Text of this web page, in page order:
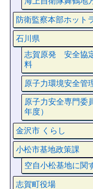
防衛監察本部ホット
石川県
志賀原発 安全協
料
原子力環境安全管
原子力安全専門委
年度）
金沢市 くらし
小松市基地政策課
空自小松基地に関
志賀町役場